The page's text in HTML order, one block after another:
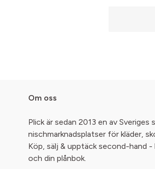
Om oss
Plick är sedan 2013 en av Sveriges
nischmarknadsplatser för kläder,
Köp, sälj & upptäck second-hand -
och din plånbok.